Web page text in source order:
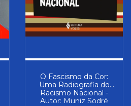
O Fascismo da Cor:
Uma Radiografia do
Racismo Nacional -
Autor: Muniz Sodré